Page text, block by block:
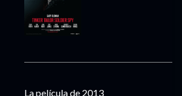
La película de 2013